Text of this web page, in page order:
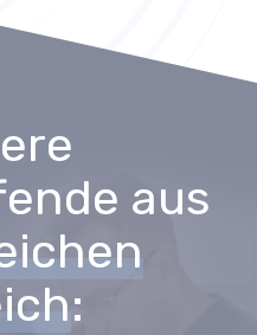
aus
: